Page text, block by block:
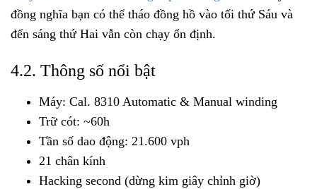
đồng nghĩa bạn có thể tháo đồng hồ vào tối thứ Sáu và
đến sáng thứ Hai vẫn còn chạy ổn định.
4.2. Thông số nổi bật
Máy: Cal. 8310 Automatic & Manual winding
Trữ cót: ~60h
Tần số dao động: 21.600 vph
21 chân kính
Hacking second (dừng kim giây chỉnh giờ)